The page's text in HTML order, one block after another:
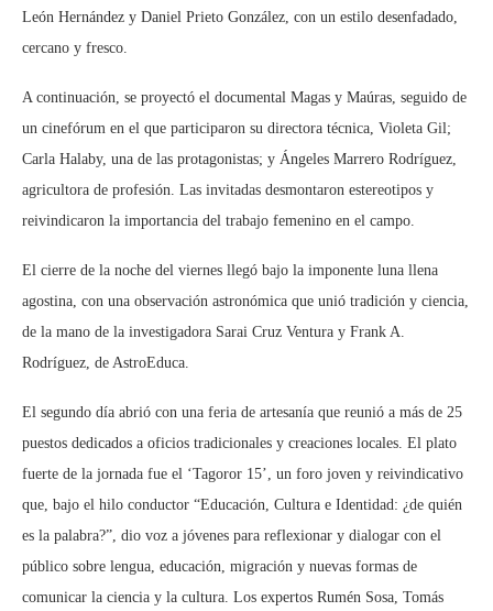
León Hernández y Daniel Prieto González, con un estilo desenfadado,
cercano y fresco.
A continuación, se proyectó el documental Magas y Maúras, seguido de
un cinefórum en el que participaron su directora técnica, Violeta Gil;
Carla Halaby, una de las protagonistas; y Ángeles Marrero Rodríguez,
agricultora de profesión. Las invitadas desmontaron estereotipos y
reivindicaron la importancia del trabajo femenino en el campo.
El cierre de la noche del viernes llegó bajo la imponente luna llena
agostina, con una observación astronómica que unió tradición y ciencia,
de la mano de la investigadora Sarai Cruz Ventura y Frank A.
Rodríguez, de AstroEduca.
El segundo día abrió con una feria de artesanía que reunió a más de 25
puestos dedicados a oficios tradicionales y creaciones locales. El plato
fuerte de la jornada fue el ‘Tagoror 15’, un foro joven y reivindicativo
que, bajo el hilo conductor “Educación, Cultura e Identidad: ¿de quién
es la palabra?”, dio voz a jóvenes para reflexionar y dialogar con el
público sobre lengua, educación, migración y nuevas formas de
comunicar la ciencia y la cultura. Los expertos Rumén Sosa, Tomás